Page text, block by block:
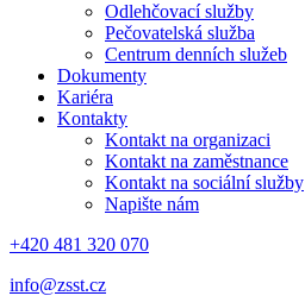
Odlehčovací služby
Pečovatelská služba
Centrum denních služeb
Dokumenty
Kariéra
Kontakty
Kontakt na organizaci
Kontakt na zaměstnance
Kontakt na sociální služby
Napište nám
+420 481 320 070
info@zsst.cz